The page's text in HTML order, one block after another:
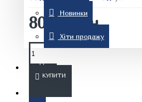
Комп'ютерна література
Новинки
Хіти продажу
Знижки
80.00 грн.
КУПИТИ